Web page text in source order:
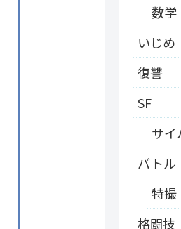
数学
いじめ
復讐
SF
サイ
バトル
特撮
格闘技